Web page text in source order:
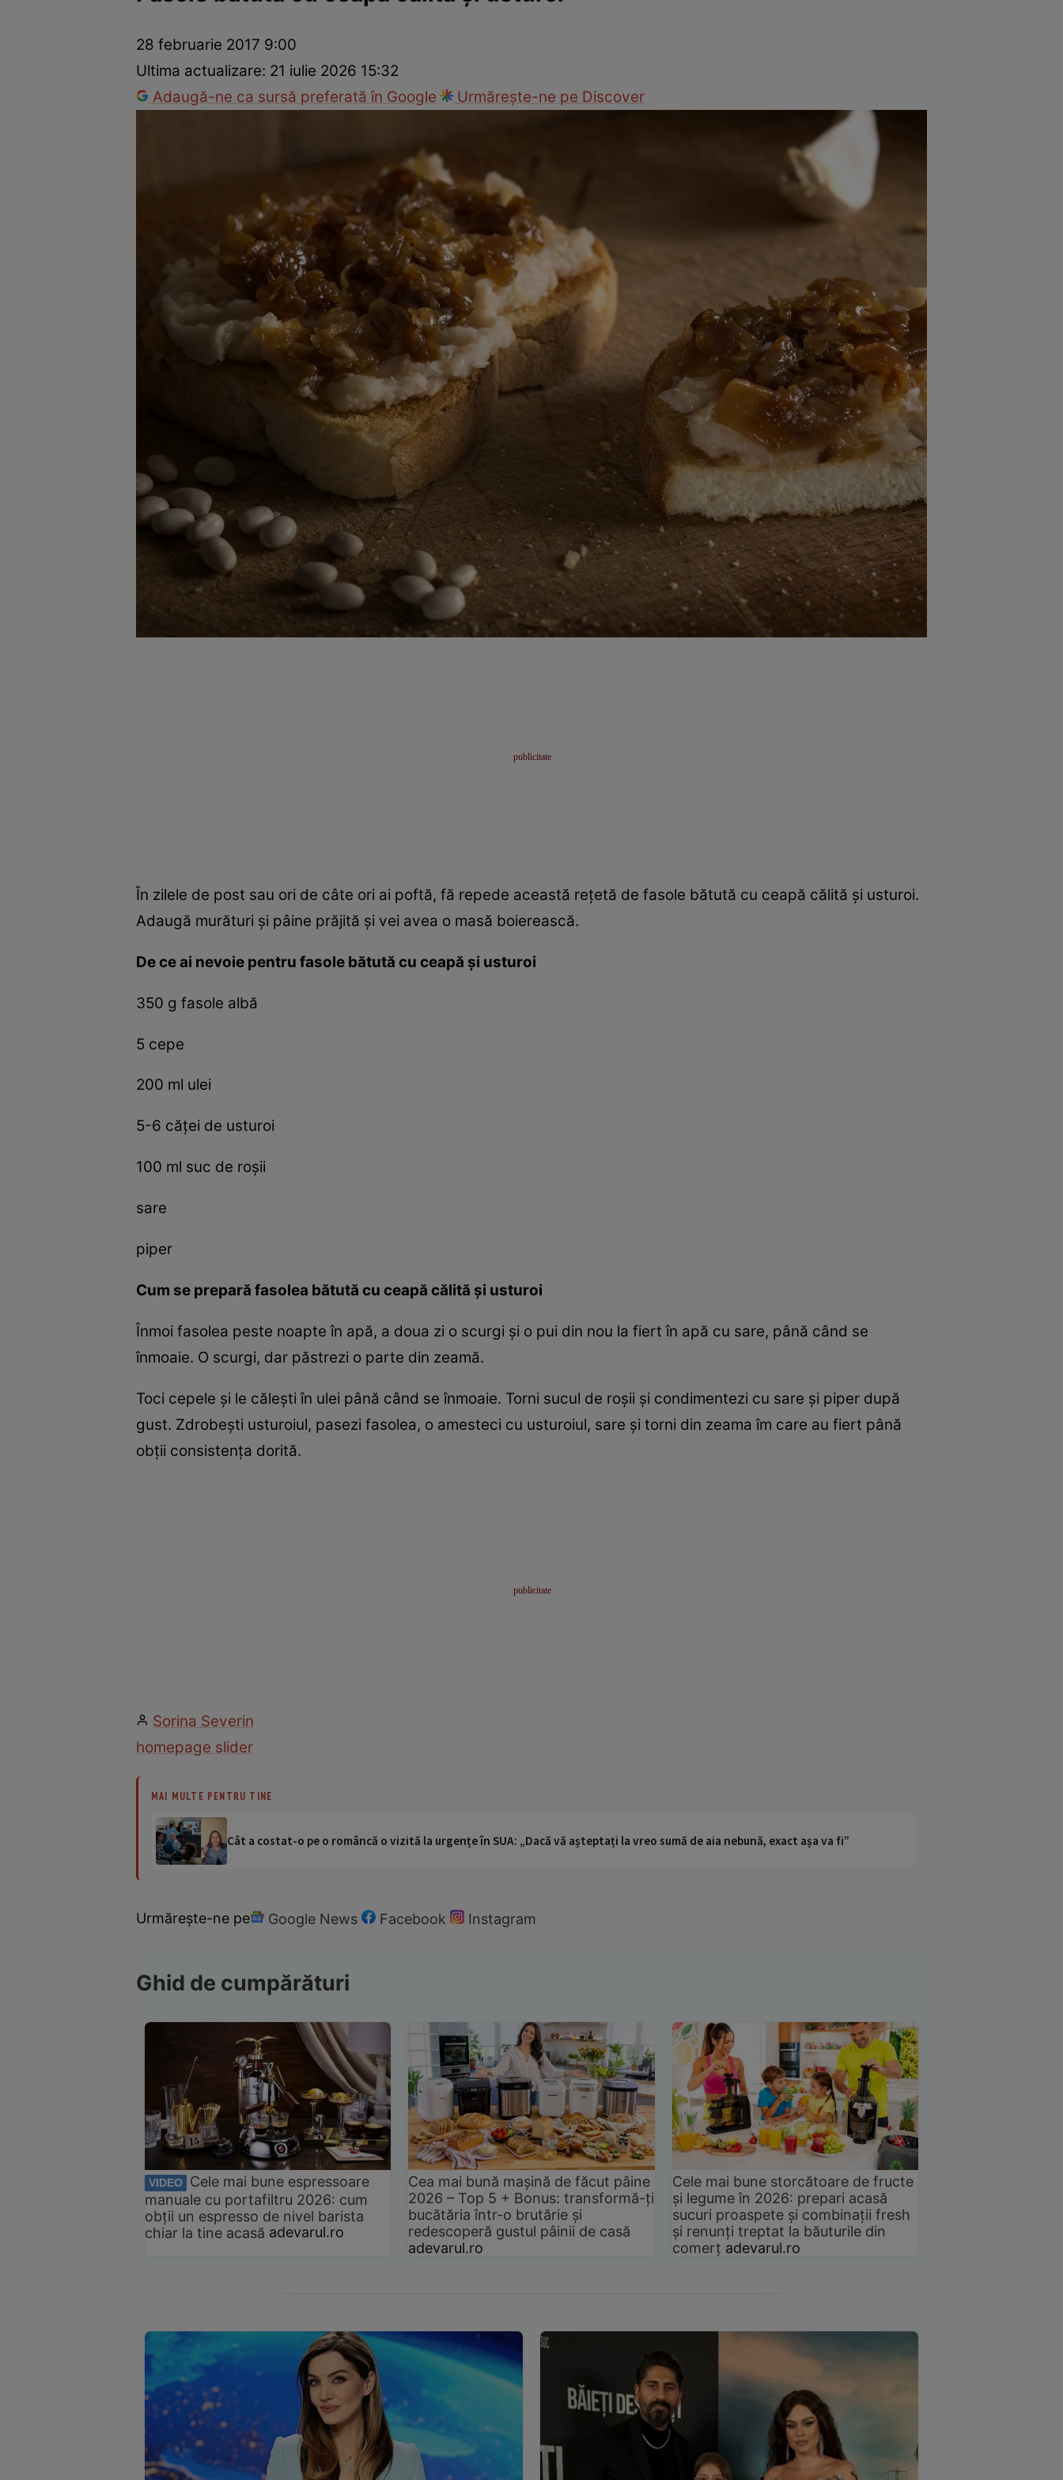
Mâncăruri rapideRețete cu legume
28 februarie 2017 9:00
Ultima actualizare: 21 iulie 2026 15:32
Adaugă-ne ca sursă preferată în Google
Urmărește-ne pe Discover
În zilele de post sau ori de câte ori ai poftă, fă repede această reţetă de fasole bătută cu ceapă călită şi usturoi.
Adaugă murături şi pâine prăjită şi vei avea o masă boierească.
De ce ai nevoie pentru fasole bătută cu ceapă şi usturoi
350 g fasole albă
5 cepe
200 ml ulei
5-6 căţei de usturoi
100 ml suc de roşii
sare
piper
Cum se prepară fasolea bătută cu ceapă călită şi usturoi
Înmoi fasolea peste noapte în apă, a doua zi o scurgi şi o pui din nou la fiert în apă cu sare, până când se
înmoaie. O scurgi, dar păstrezi o parte din zeamă.
Toci cepele şi le căleşti în ulei până când se înmoaie. Torni sucul de roşii şi condimentezi cu sare şi piper după
gust. Zdrobeşti usturoiul, pasezi fasolea, o amesteci cu usturoiul, sare şi torni din zeama îm care au fiert până
obţii consistenţa dorită.
Sorina Severin
homepage slider
MAI MULTE PENTRU TINE
Cât a costat-o pe o româncă o vizită la urgențe în SUA: „Dacă vă așteptați la vreo sumă de aia nebună, exact așa va fi”
Urmărește-ne pe Google News Facebook Instagram
Ghid de cumpărături
VIDEO
Cele mai bune espressoare
manuale cu portafiltru 2026: cum
obții un espresso de nivel barista
chiar la tine acasă adevarul.ro
Cea mai bună mașină de făcut pâine
2026 – Top 5 + Bonus: transformă-ți
bucătăria într-o brutărie și
redescoperă gustul pâinii de casă
adevarul.ro
Cele mai bune storcătoare de fructe
și legume în 2026: prepari acasă
sucuri proaspete și combinații fresh
și renunți treptat la băuturile din
comerț adevarul.ro